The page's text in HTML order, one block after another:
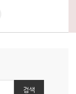
검색